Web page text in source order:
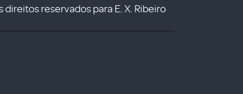
direitos reservados para E. X. Ribeiro